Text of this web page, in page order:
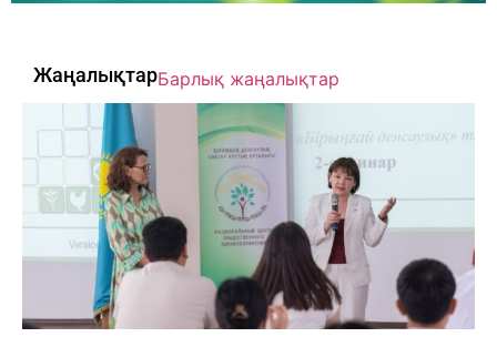
ЖаңалықтарБарлық жаңалықтар